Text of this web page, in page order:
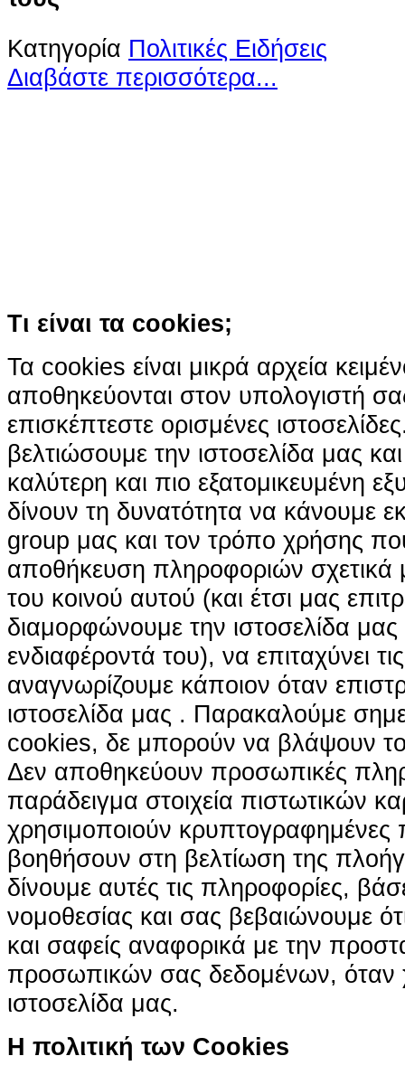
Κατηγορία Πολιτικές Ειδήσεις
Διαβάστε περισσότερα...
Τι είναι τα cookies;
Τα cookies είναι μικρά αρχεία
αποθηκεύονται στον υπολογιστή
επισκέπτεστε ορισμένες
βελτιώσουμε την ιστοσελίδα μας
καλύτερη και πιο εξατομικευμένη
δίνουν τη δυνατότητα να κάνουμε
group μας και τον τρόπο χρήσης
αποθήκευση πληροφοριών σχετικά
του κοινού αυτού (και έτσι μας
διαμορφώνουμε την ιστοσελίδα
ενδιαφέροντά του), να επιταχύνει
αναγνωρίζουμε κάποιον όταν
ιστοσελίδα μας . Παρακαλούμε
cookies, δε μπορούν να βλάψουν
Δεν αποθηκεύουν προσωπικές
παράδειγμα στοιχεία πιστωτικών
χρησιμοποιούν κρυπτογραφημένες
βοηθήσουν στη βελτίωση της
δίνουμε αυτές τις πληροφορίες,
νομοθεσίας και σας βεβαιώνουμε ότι
και σαφείς αναφορικά με την
προσωπικών σας δεδομένων, όταν
ιστοσελίδα μας.
H πολιτική των Cookies